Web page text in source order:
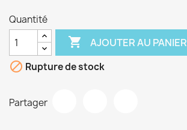
Quantité
 AJOUTER AU PANIER
 Rupture de stock
Partager